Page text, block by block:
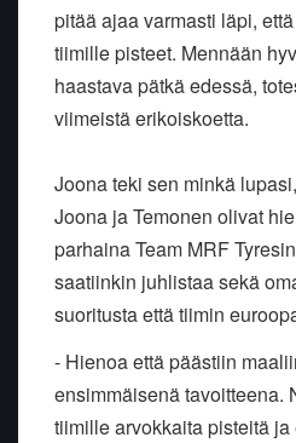
pitää ajaa varmasti läpi,
tiimille pisteet. Mennään
haastava pätkä edessä,
viimeistä erikoiskoetta.
Joona teki sen minkä
Joona ja Temonen olivat
parhaina Team MRF
saatiinkin juhlistaa sekä
suoritusta että tiimin
- Hienoa että päästiin
ensimmäisenä tavoitteena.
tiimille arvokkaita pisteitä